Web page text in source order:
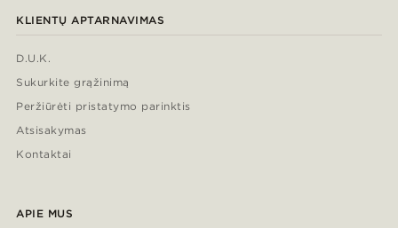
KLIENTŲ APTARNAVIMAS
D.U.K.
Sukurkite grąžinimą
Peržiūrėti pristatymo parinktis
Atsisakymas
Kontaktai
APIE MUS